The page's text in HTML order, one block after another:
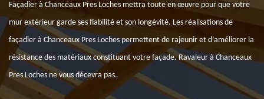
Façadier à Chanceaux Pres Loches mettra toute en œuvre pour que votre
mur extérieur garde ses fiabilité et son longévité. Les réalisations de
façadier à Chanceaux Pres Loches permettent de rajeunir et d’améliorer la
résistance des matériaux constituant votre façade. Ravaleur à Chanceaux
Pres Loches ne vous décevra pas.